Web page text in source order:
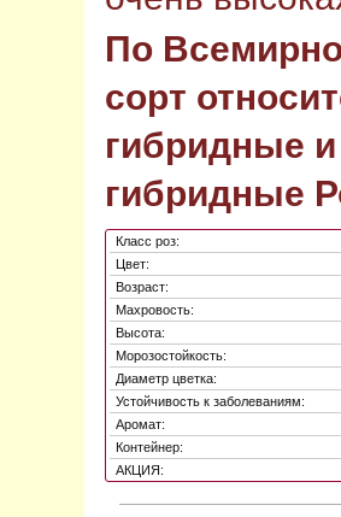
По
сорт
гибридные
гибридные
Класс роз:
Цвет:
Возраст:
Махровость:
Высота:
Морозостойкость:
Диаметр цветка:
Устойчивость к заболеваниям:
Аромат:
Контейнер:
АКЦИЯ: